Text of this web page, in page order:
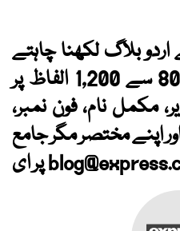
بلاگ لکھنا چاہتے
ہیں تو قلم اٹھائیے اور 800 سے 1,200 الفاظ پر
مکمل نام، فون نمبر،
اپنے مختصر مگر جامع
پر ای